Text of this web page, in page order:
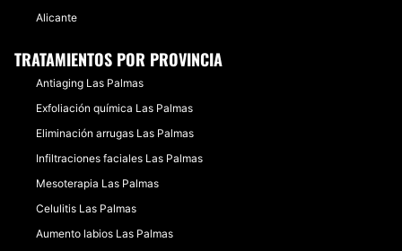
Alicante
TRATAMIENTOS POR PROVINCIA
Antiaging Las Palmas
Exfoliación química Las Palmas
Eliminación arrugas Las Palmas
Infiltraciones faciales Las Palmas
Mesoterapia Las Palmas
Celulitis Las Palmas
Aumento labios Las Palmas